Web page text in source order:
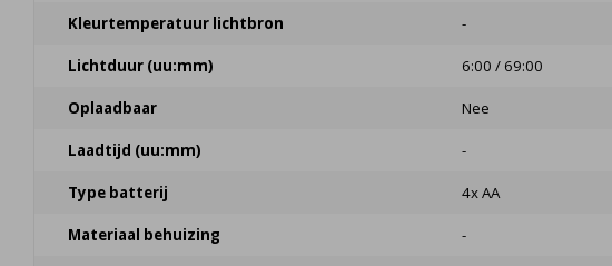
Kleurtemperatuur lichtbron -
Lichtduur (uu:mm) 6:00 / 69:00
Oplaadbaar Nee
Laadtijd (uu:mm) -
Type batterij 4x AA
Materiaal behuizing -